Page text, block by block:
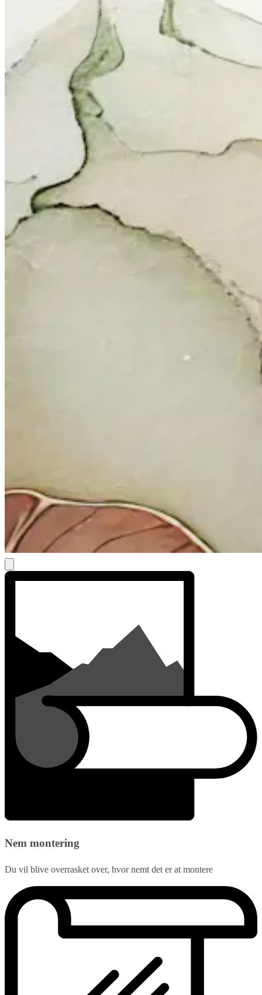
Nem montering
Du vil blive overrasket over, hvor nemt det er at montere